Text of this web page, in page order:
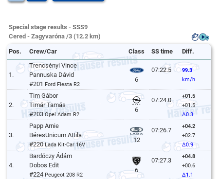
Special stage results - SSS9
Cered - Zagyvaróna /3 (12.2 km)
Pos. Crew/Car Class SS time Diff.
1.
Trencsényi Vince
Pannuska Dávid
#201 Ford Fiesta R2
6
07:22.5
99.3
km/h
2.
Tim Gábor
Timár Tamás
#203Opel Adam R2
6
07:24.0
+01.5
+01.5
Δ0.3
3.
Papp Arnie
BéresUnicum Attila
#220Lada Kit-Car 16V
12
07:26.7
+04.2
+02.7
Δ0.9
4.
Bardóczy Ádám
Dobos Edit
#224 Peugeot 208 R2
6
07:27.3
+04.8
+00.6
Δ1.1